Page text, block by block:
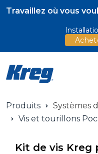
Travaillez où vous
Produits
Systèmes
Vis et tourillons
Kit de vis Kreg